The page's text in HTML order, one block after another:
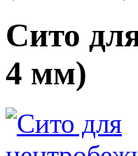
Сито
4 мм)